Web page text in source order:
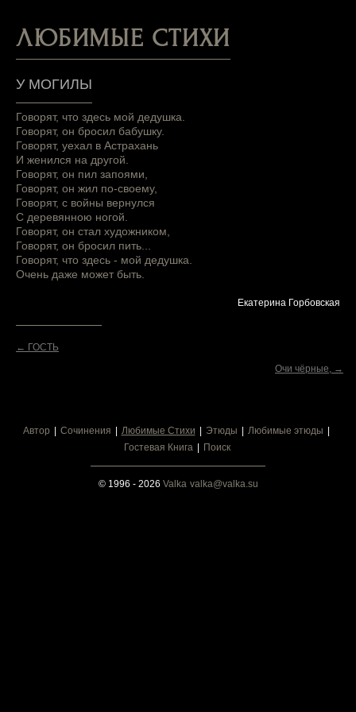
ЛЮБИМЫЕ СТИХИ
У МОГИЛЫ
Говорят, что здесь мой дедушка.
Говорят, он бросил бабушку.
Говорят, уехал в Астрахань
И женился на другой.
Говорят, он пил запоями,
Говорят, он жил по-своему,
Говорят, с войны вернулся
С деревянною ногой.
Говорят, он стал художником,
Говорят, он бросил пить...
Говорят, что здесь - мой дедушка.
Очень даже может быть.
Екатерина Горбовская
← ГОСТЬ
Очи чёрные, →
Автор Сочинения Любимые Стихи Этюды
Любимые этюды
Гостевая Книга
Поиск
© 1996 - 2026 Valka valka@valka.su